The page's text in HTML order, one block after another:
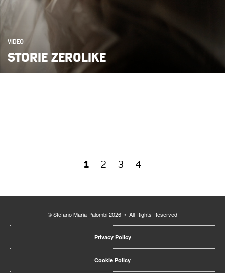
VIDEO
STORIE ZEROLIKE
1 2 3 4
© Stefano Maria Palombi 2026 • All Rights Reserved
Privacy Policy
Cookie Policy